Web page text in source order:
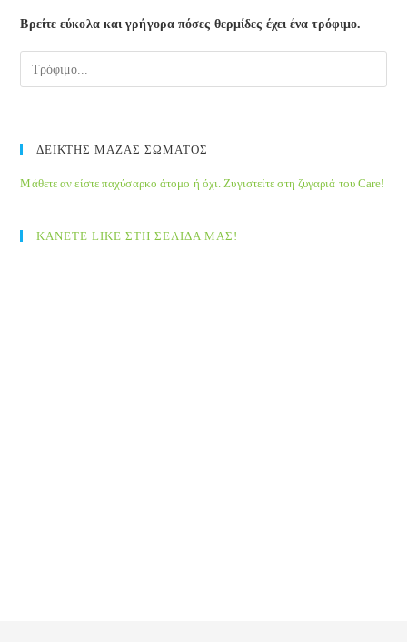
Βρείτε εύκολα και γρήγορα πόσες θερμίδες έχει ένα τρόφιμο.
ΔΕΙΚΤΗΣ ΜΑΖΑΣ ΣΩΜΑΤΟΣ
Μάθετε αν είστε παχύσαρκο άτομο ή όχι. Ζυγιστείτε στη ζυγαριά του Care!
ΚΑΝΕΤΕ LIKE ΣΤΗ ΣΕΛΙΔΑ ΜΑΣ!